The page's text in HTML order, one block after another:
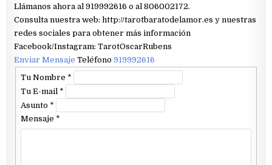
Llámanos ahora al 919992616 o al 806002172.
Consulta nuestra web: http://tarotbaratodelamor.es y nuestras
redes sociales para obtener más información
Facebook/Instagram: TarotOscarRubens
Enviar MensajeTeléfono919992616
Tu Nombre *
Tu E-mail *
Asunto *
Mensaje *